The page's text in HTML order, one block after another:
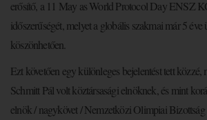
erősítő, a 11 May as World Protocol Day ENSZ
időszerűségét, melyet a globális szakmai már 5
köszönhetően.
Ezt követően egy különleges bejelentést tett közzé,
Schmitt Pál volt köztársasági elnöknek, és mint
elnök / nagykövet / Nemzetközi Olimpiai